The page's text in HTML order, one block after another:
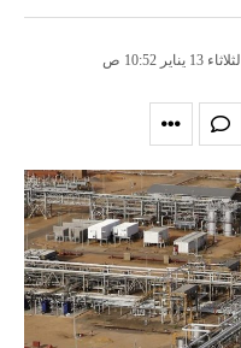
الثلاثاء 13 يناير 10:52 ص